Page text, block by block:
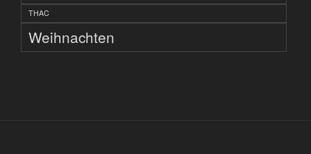
THAC
Weihnachten